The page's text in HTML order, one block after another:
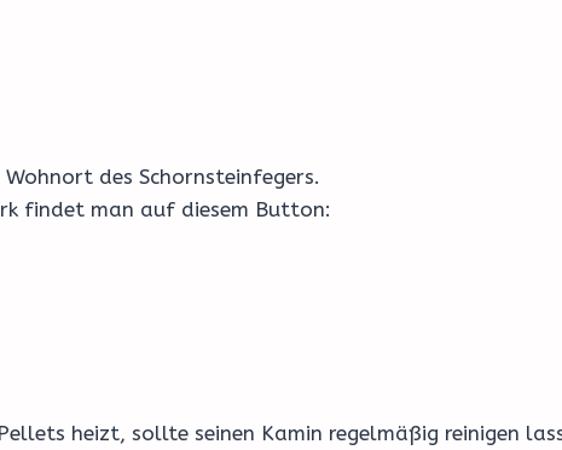
des Schornsteinfegers.
findet man auf diesem Button:
heizt, sollte seinen Kamin regelmäßig reinigen